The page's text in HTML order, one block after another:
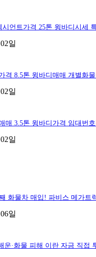
시언트가격 25톤 윙바디시세
일
격 8.5톤 윙바디매매 개별화
일
매 3.5톤 윙바디가격 임대번
일
화물차 매입! 파비스 메가트
일
운·화물 피해 이란 자금 직접